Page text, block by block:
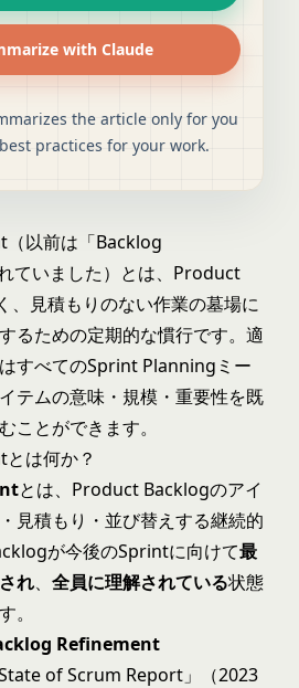
with Claude
the article only for you
practices for your work.
以前は「Backlog
いました）とは、 Product
、見積もりのない作業の墓場に
るための定期的な慣行です。適
すべてのSprint Planningミー
テムの意味・規模・重要性を既
ことができます。
は何か？
とは、Product Backlogのアイ
見積もり・並び替えする継続的
が今後のSprintに向けて最
れ、 全員に理解されている状態
。
Refinement
of Scrum Report」（2023